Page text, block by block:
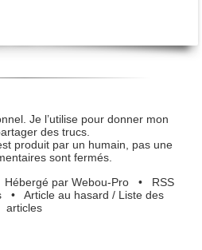
Je l’utilise pour donner mon
des trucs.
produit par un humain, pas une
sont fermés.
Hébergé par Webou-Pro• RSS
• Article au hasard / Liste des
articles